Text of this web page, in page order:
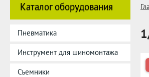
Каталог оборудования
Пневматика
Инструмент для шиномонтажа
Съемники